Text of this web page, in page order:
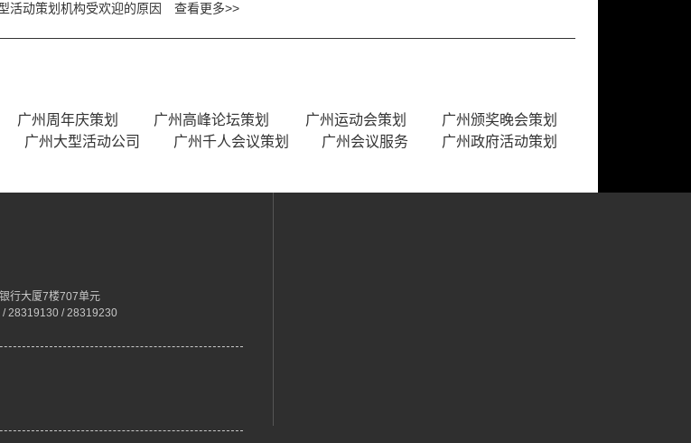
活动策划机构受欢迎的原因 查看更多>>
广州周年庆策划 广州高峰论坛策划 广州运动会策划
广州颁奖晚会策划
广州大型活动公司 广州千人会议策划 广州会议服务
广州政府活动策划
行大厦7楼707单元
28319130 / 28319230